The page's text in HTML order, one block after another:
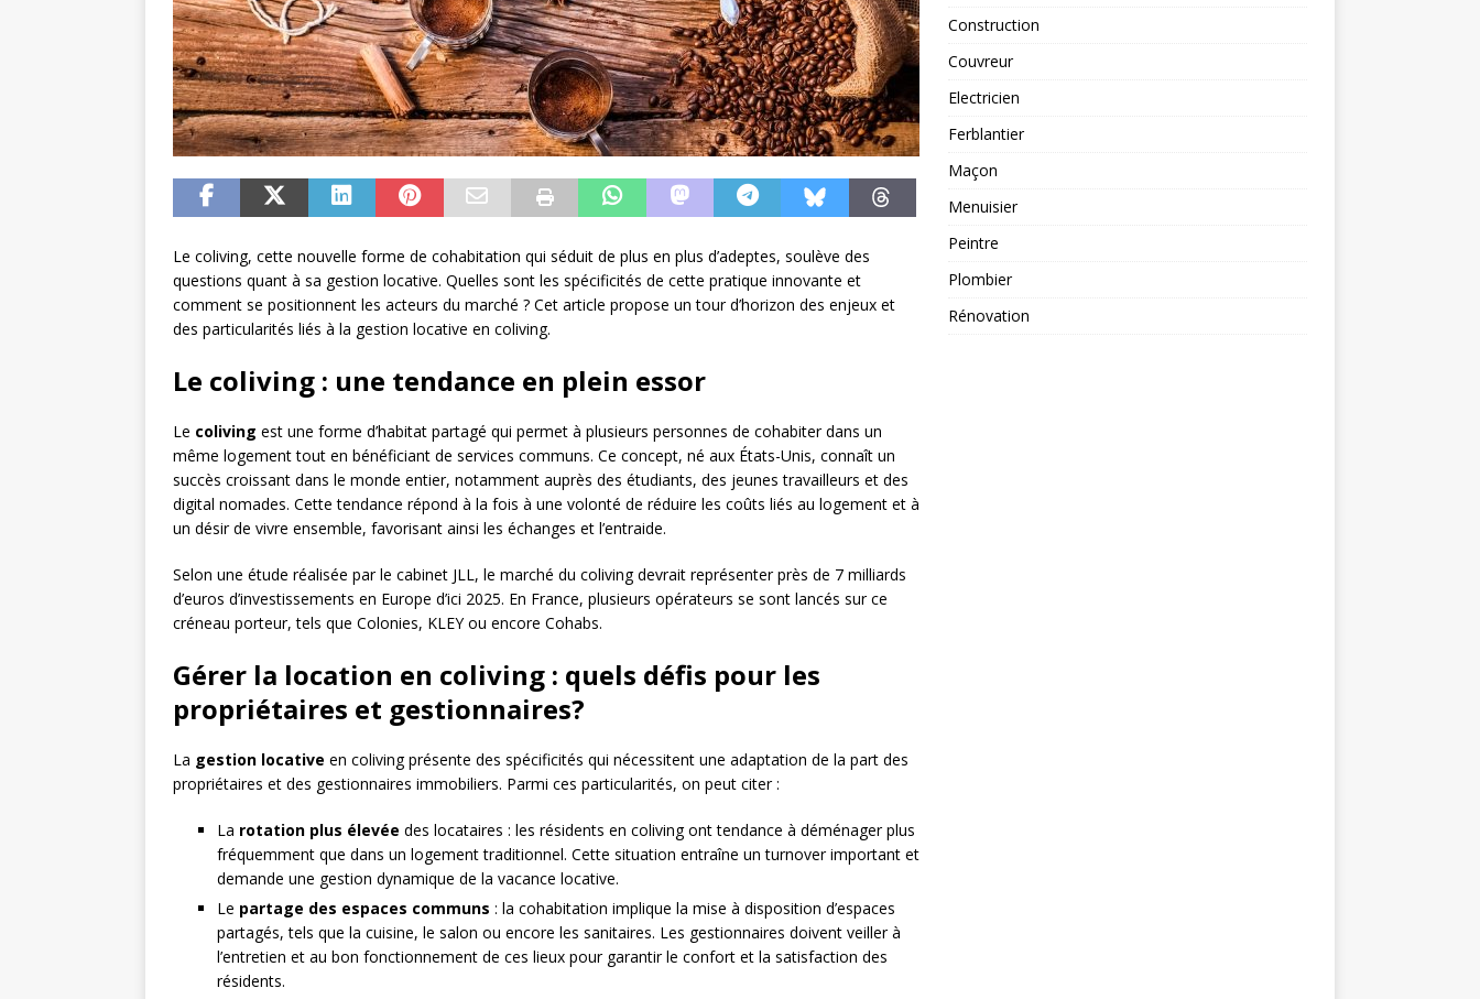
Le coliving, cette nouvelle forme de cohabitation qui séduit de plus en plus d’adeptes, soulève des
questions quant à sa gestion locative. Quelles sont les spécificités de cette pratique innovante et
comment se positionnent les acteurs du marché ? Cet article propose un tour d’horizon des enjeux et
des particularités liés à la gestion locative en coliving.
Le coliving : une tendance en plein essor
Le coliving est une forme d’habitat partagé qui permet à plusieurs personnes de cohabiter dans un
même logement tout en bénéficiant de services communs. Ce concept, né aux États-Unis, connaît un
succès croissant dans le monde entier, notamment auprès des étudiants, des jeunes travailleurs et des
digital nomades. Cette tendance répond à la fois à une volonté de réduire les coûts liés au logement et à
un désir de vivre ensemble, favorisant ainsi les échanges et l’entraide.
Selon une étude réalisée par le cabinet JLL, le marché du coliving devrait représenter près de 7 milliards
d’euros d’investissements en Europe d’ici 2025. En France, plusieurs opérateurs se sont lancés sur ce
créneau porteur, tels que Colonies, KLEY ou encore Cohabs.
Gérer la location en coliving : quels défis pour les
propriétaires et gestionnaires?
La gestion locative en coliving présente des spécificités qui nécessitent une adaptation de la part des
propriétaires et des gestionnaires immobiliers. Parmi ces particularités, on peut citer :
La rotation plus élevée des locataires : les résidents en coliving ont tendance à déménager plus
fréquemment que dans un logement traditionnel. Cette situation entraîne un turnover important et
demande une gestion dynamique de la vacance locative.
Le partage des espaces communs : la cohabitation implique la mise à disposition d’espaces
partagés, tels que la cuisine, le salon ou encore les sanitaires. Les gestionnaires doivent veiller à
l’entretien et au bon fonctionnement de ces lieux pour garantir le confort et la satisfaction des
résidents.
Construction
Couvreur
Electricien
Ferblantier
Maçon
Menuisier
Peintre
Plombier
Rénovation